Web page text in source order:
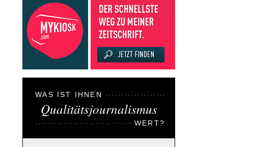
WAS IST IHNEN
Qualitätsjournalismus
WERT?